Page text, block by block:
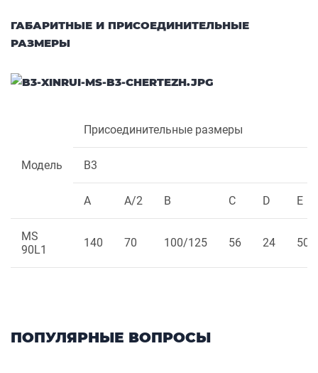
ГАБАРИТНЫЕ И ПРИСОЕДИНИТЕЛЬНЫЕ
РАЗМЕРЫ
Модель
Присоединительные размеры
B3
A A/2 B C D E
MS
90L1
140 70 100/125 56 24 50
ПОПУЛЯРНЫЕ ВОПРОСЫ